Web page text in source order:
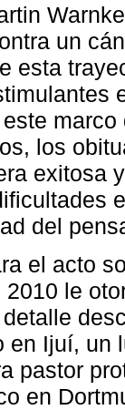
un
esta
los
exitosa
del
el acto
2010 le
en Ijuí, un
pastor
en